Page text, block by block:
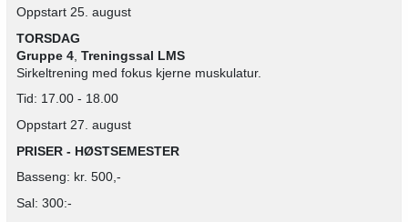
Oppstart 25. august
TORSDAG
Gruppe 4 Treningssal LMS
Sirkeltrening med fokus kjerne muskulatur.
Tid: 17.00 - 18.00
Oppstart 27. august
PRISER - HØSTSEMESTER
Basseng: kr. 500,-
Sal: 300:-